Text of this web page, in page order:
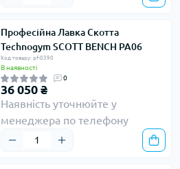
Професійна Лавка Скотта
Technogym SCOTT BENCH PA06
Код товару: pf-0390
В наявності
0
36 050 ₴
Наявність уточнюйте у
менеджера по телефону